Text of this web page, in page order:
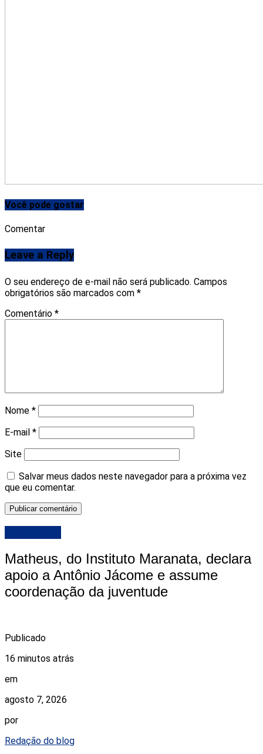
Você pode gostar
Comentar
Leave a Reply
O seu endereço de e-mail não será publicado. Campos
obrigatórios são marcados com *
Comentário *
Nome *
E-mail *
Site
Salvar meus dados neste navegador para a próxima vez
que eu comentar.
Matheus, do Instituto Maranata, declara
apoio a Antônio Jácome e assume
coordenação da juventude
Publicado
16 minutos atrás
em
agosto 7, 2026
por
Redação do blog